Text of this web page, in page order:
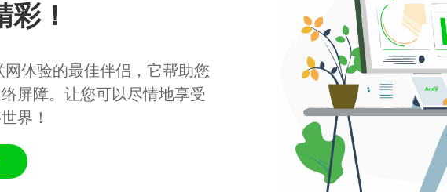
！
体验的最佳伴侣，它帮助您
屏障。让您可以尽情地享受
界！